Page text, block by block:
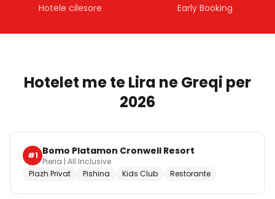
Hotele cilesore Early Booking
Hotelet me te Lira ne Greqi per
2026
#1 Bomo Platamon Cronwell Resort
Pieria | All Inclusive
Plazh Privat
Pishina Kids Club Restorante